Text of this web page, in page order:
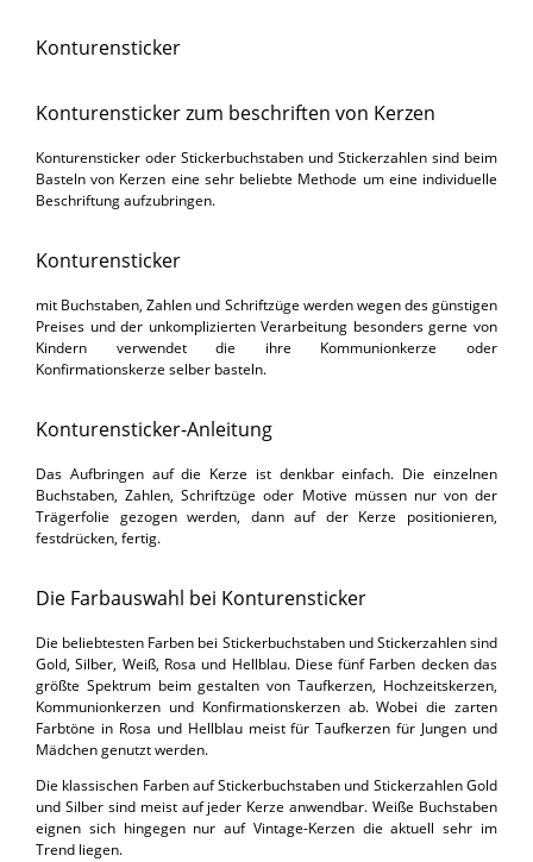
Konturensticker
Konturensticker zum beschriften von Kerzen
Konturensticker oder Stickerbuchstaben und Stickerzahlen sind beim
Basteln von Kerzen eine sehr beliebte Methode um eine individuelle
Beschriftung aufzubringen.
Konturensticker
mit Buchstaben, Zahlen und Schriftzüge werden wegen des günstigen
Preises und der unkomplizierten Verarbeitung besonders gerne von
Kindern verwendet die ihre Kommunionkerze oder
Konfirmationskerze selber basteln.
Konturensticker-Anleitung
Das Aufbringen auf die Kerze ist denkbar einfach. Die einzelnen
Buchstaben, Zahlen, Schriftzüge oder Motive müssen nur von der
Trägerfolie gezogen werden, dann auf der Kerze positionieren,
festdrücken, fertig.
Die Farbauswahl bei Konturensticker
Die beliebtesten Farben bei Stickerbuchstaben und Stickerzahlen sind
Gold, Silber, Weiß, Rosa und Hellblau. Diese fünf Farben decken das
größte Spektrum beim gestalten von Taufkerzen, Hochzeitskerzen,
Kommunionkerzen und Konfirmationskerzen ab. Wobei die zarten
Farbtöne in Rosa und Hellblau meist für Taufkerzen für Jungen und
Mädchen genutzt werden.
Die klassischen Farben auf Stickerbuchstaben und Stickerzahlen Gold
und Silber sind meist auf jeder Kerze anwendbar. Weiße Buchstaben
eignen sich hingegen nur auf Vintage-Kerzen die aktuell sehr im
Trend liegen.